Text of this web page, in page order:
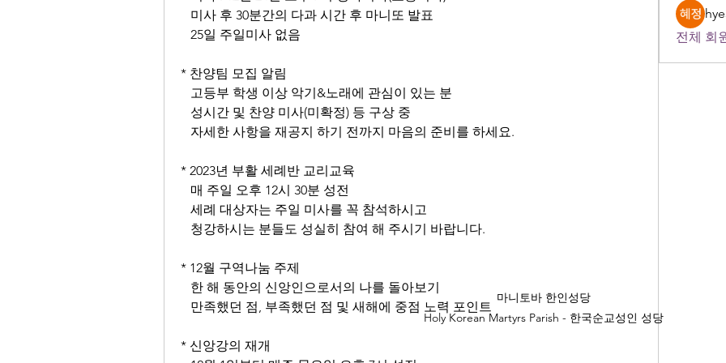
   미사 후 30분간의 다과 시간 후 마니또 발표
   25일 주일미사 없음
* 찬양팀 모집 알림
   고등부 학생 이상 악기&노래에 관심이 있는 분
   성시간 및 찬양 미사(미확정) 등 구상 중
   자세한 사항을 재공지 하기 전까지 마음의 준비를 하세요.
* 2023년 부활 세례반 교리교육
   매 주일 오후 12시 30분 성전
   세례 대상자는 주일 미사를 꼭 참석하시고
   청강하시는 분들도 성실히 참여 해 주시기 바랍니다.
* 12월 구역나눔 주제
   한 해 동안의 신앙인으로서의 나를 돌아보기
   만족했던 점, 부족했던 점 및 새해에 중점 노력 포인트
* 신앙강의 재개
전체 회
마니토바 한인성당
Holy Korean Martyrs Parish - 한국순교성인 성당